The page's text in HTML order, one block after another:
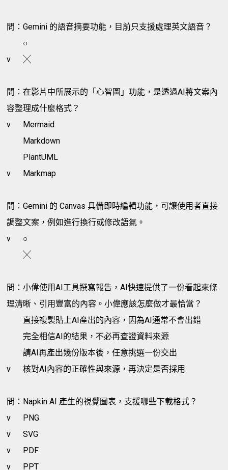
問：Gemini 的語音摘要功能，目前只支援處理英文語音？
○
v
╳
問：在影片中所展示的「心智圖」功能，是透過AI將文案內
容整理成什麼格式？
v
Mermaid
Markdown
PlantUML
v
Markmap
問：Gemini 的 Canvas 具備即時編輯功能，可讓使用者直接
調整文案，例如進行換行或修改語氣。
v
○
╳
問：小偉使用AI工具撰寫報告，AI快速提供了一份看起來條
理清晰、引用豐富的內容。小偉應該怎麼做才最恰當？
直接複製貼上AI產出的內容，因為AI通常不會出錯
完全相信AI的結果，不必再查證資料來源
請AI再產出幾份版本後，任意挑選一份交出
v
核對AI內容的正確性與來源，再決定是否採用
問：Napkin AI 產生的視覺圖表，支援哪些下載格式？
v
PNG
v
SVG
v
PDF
v
PPT